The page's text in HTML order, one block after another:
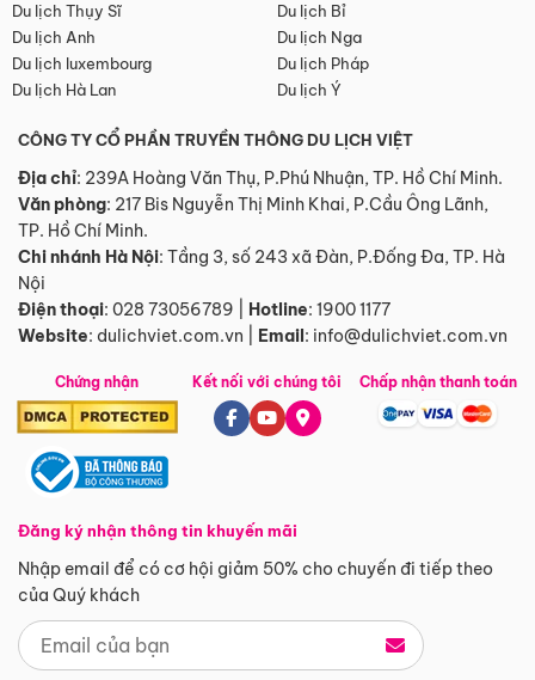
Du lịch Thụy Sĩ
Du lịch Bỉ
Du lịch Anh
Du lịch Nga
Du lịch luxembourg
Du lịch Pháp
Du lịch Hà Lan
Du lịch Ý
CÔNG TY CỔ PHẦN TRUYỀN THÔNG DU LỊCH VIỆT
Địa chỉ: 239A Hoàng Văn Thụ, P.Phú Nhuận, TP. Hồ Chí Minh.
Văn phòng: 217 Bis Nguyễn Thị Minh Khai, P.Cầu Ông Lãnh,
TP. Hồ Chí Minh.
Chi nhánh Hà Nội: Tầng 3, số 243 xã Đàn, P.Đống Đa, TP. Hà
Nội
Điện thoại: 028 73056789 Hotline: 1900 1177
Website: dulichviet.com.vn Email: info@dulichviet.com.vn
Chứng nhận
Đăng ký nhận thông tin khuyến mãi
Nhập email để có cơ hội giảm 50% cho chuyến đi tiếp theo
của Quý khách
Kết nối với chúng tôi Chấp nhận thanh toán